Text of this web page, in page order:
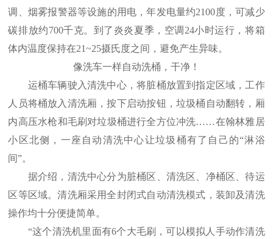
调、烟雾报警器等设施的用电，年发电量约2100度，可减少
碳排放约700千克。到了炎炎夏季，空调24小时运行，将箱
体内温度保持在21~25摄氏度之间，避免产生异味。
像洗车一样自动洗桶，干净！
运桶车辆驶入清洗中心，将脏桶放置到指定区域，工作
人员将桶放入清洗厢，按下启动按钮，垃圾桶自动翻转，厢
内高压水枪和毛刷对垃圾桶进行全方位冲洗……在翰林雅居
小区北侧，一座自动清洗中心让垃圾桶有了自己的“淋浴
间”。
据介绍，清洗中心分为脏桶区、清洗区、净桶区、待运
区等区域。清洗厢采用全封闭式自动清洗模式，装卸及清洗
操作均十分便捷简单。
“这个清洗机里面有6个大毛刷，可以模拟人手动作清洗